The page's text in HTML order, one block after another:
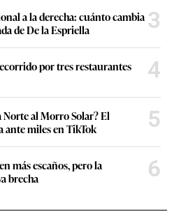
a la derecha: cuánto cambia
de De la Espriella
3
por tres restaurantes
4
al Morro Solar? El
ante miles en TikTok
5
más escaños, pero la
brecha
6